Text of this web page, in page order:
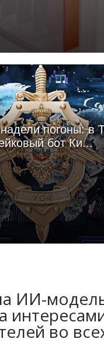
погоны: в
бот Ки...
ИИ-
во